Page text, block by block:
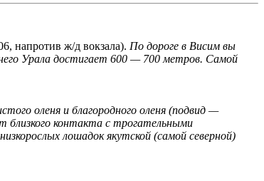
напротив ж/д вокзала). По дороге в Висим вы
Урала достигает 600 — 700 метров. Самой
оленя и благородного оленя (подвид —
близкого контакта с трогательными
лошадок якутской (самой северной)